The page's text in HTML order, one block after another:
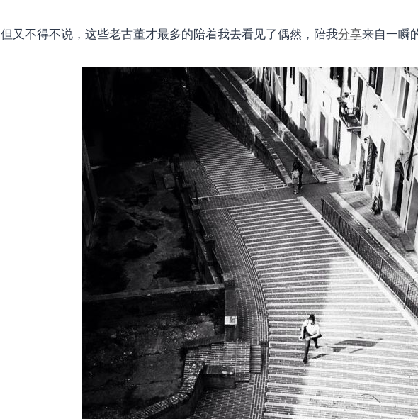
但又不得不说，这些老古董才最多的陪着我去看见了偶然，陪我分享来自一瞬